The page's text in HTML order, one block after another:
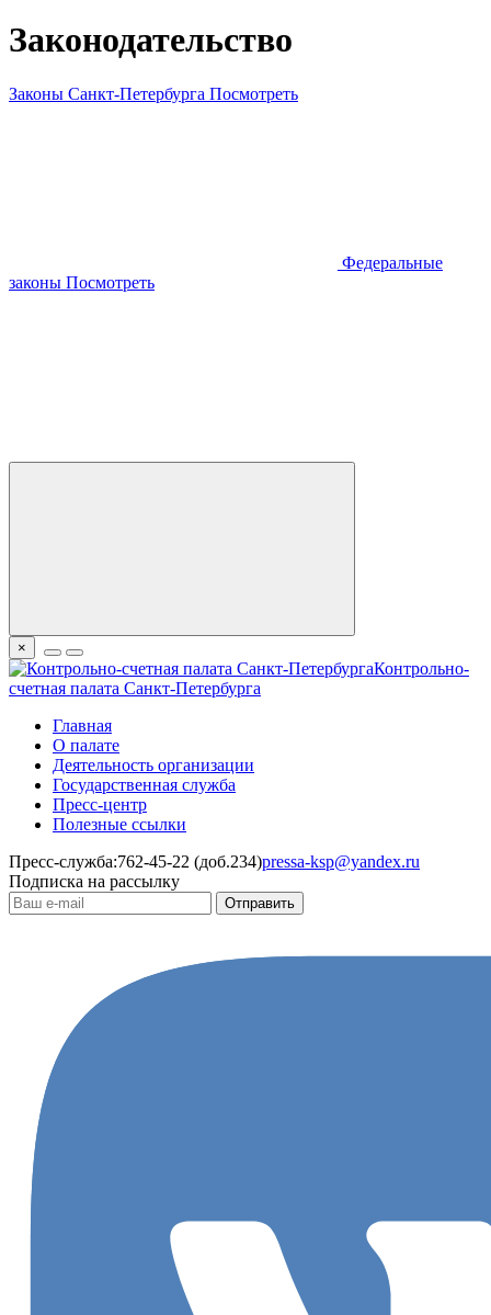
Законодательство
Законы Санкт-Петербурга Посмотреть
Федеральные
законы Посмотреть
×
Контрольно-
счетная палата Санкт-Петербурга
Главная
О палате
Деятельность организации
Государственная служба
Пресс-центр
Полезные ссылки
Пресс-служба:762-45-22 (доб.234)pressa-ksp@yandex.ru
Подписка на рассылку